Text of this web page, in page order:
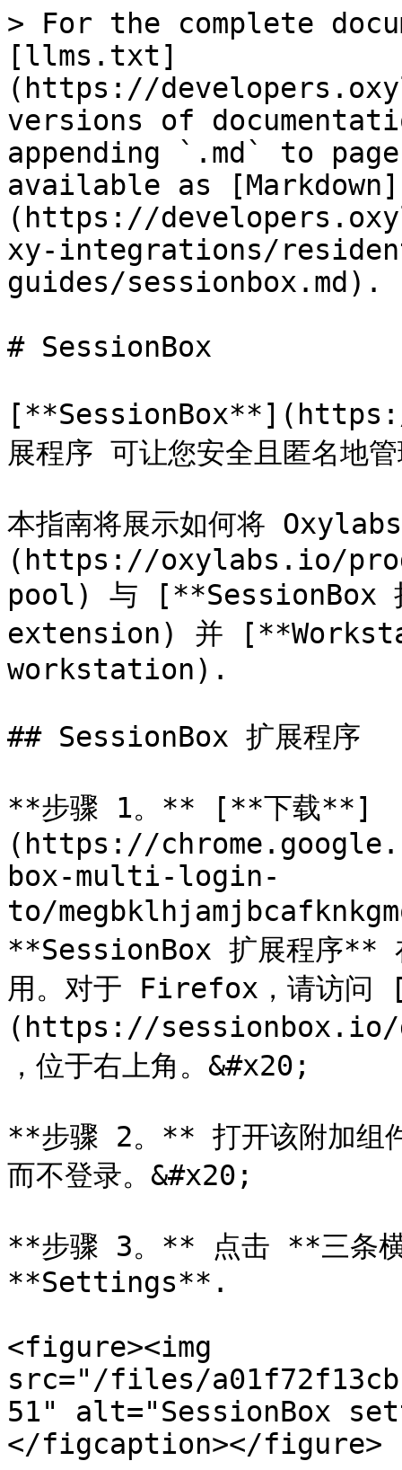
> For the complete
[llms.txt]
(https://
versions of
appending `.md` to
available as [Markdown]
(https://
xy-integrations/
guides/sessionbox.md).
# SessionBox
展程序 可让您安全且匿名地
本指南将展示如何将
(https://oxylabs.io/
pool) 与 [**SessionBox
extension) 并
workstation).
## SessionBox 扩展程序
**步骤 1。** [**下载**]
(https://
box-multi-login-
to/
**SessionBox 扩展程序**
用。对于 Firefox，请访
(https://sessionbox.io/
，位于右上角。&#x20;
**步骤 2。** 打开该附加组
而不登录。&#x20;
**步骤 3。** 点击 **三条
**Settings**.
<figure><img
src="/files/
51" alt="SessionBox
</figcaption></figure>